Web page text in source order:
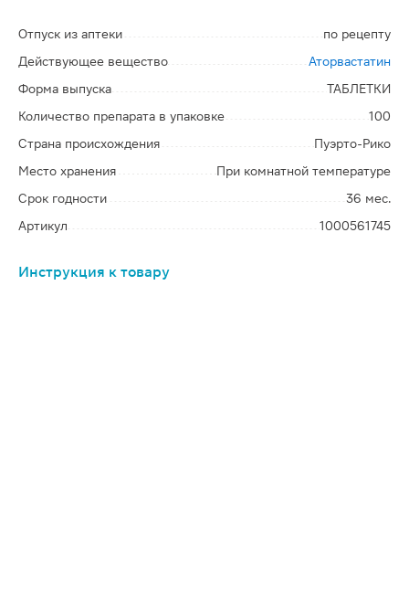
Отпуск из аптеки
по рецепту
Действующее вещество
Аторвастатин
Форма выпуска
ТАБЛЕТКИ
Количество препарата в упаковке
100
Страна происхождения
Пуэрто-Рико
Место хранения
При комнатной температуре
Срок годности
36 мес.
Артикул
1000561745
Инструкция к товару